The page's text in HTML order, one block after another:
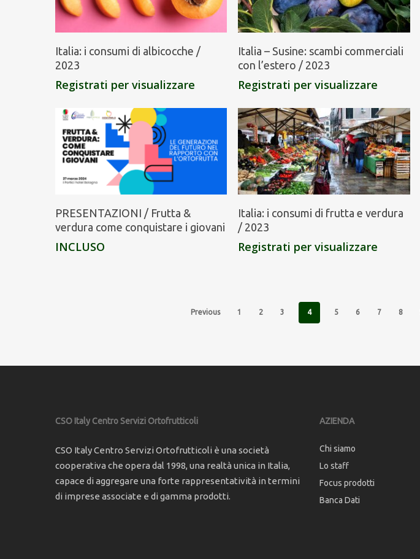
Italia: i consumi di albicocche /
2023
Registrati per visualizzare
Italia – Susine: scambi commerciali
con l’estero / 2023
Registrati per visualizzare
PRESENTAZIONI / Frutta &
verdura come conquistare i giovani
INCLUSO
Italia: i consumi di frutta e verdura
/ 2023
Registrati per visualizzare
Previous 1 2 3 4 5 6 7 8
CSO Italy Centro Servizi Ortofrutticoli
CSO Italy Centro Servizi Ortofrutticoli è una società
cooperativa che opera dal 1998, una realtà unica in Italia,
capace di aggregare una forte rappresentatività in termini
di imprese associate e di gamma prodotti.
AZIENDA
Chi siamo
Lo staff
Focus prodotti
Banca Dati